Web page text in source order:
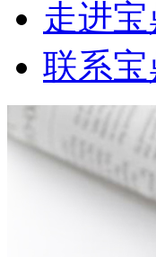
走进宝
联系宝